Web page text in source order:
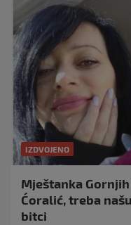
IZDVOJENO
Mještanka
Ćoralić, treba
bitci